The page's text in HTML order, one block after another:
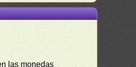
las monedas